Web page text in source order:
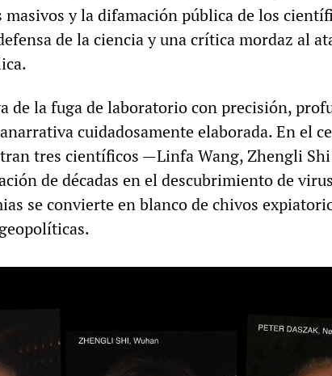
y la difamación pública de los
de la ciencia y una crítica mordaz al
de la fuga de laboratorio con precisión,
cuidadosamente elaborada. En el
tres científicos —Linfa Wang, Zhengli
de décadas en el descubrimiento de
se convierte en blanco de chivos